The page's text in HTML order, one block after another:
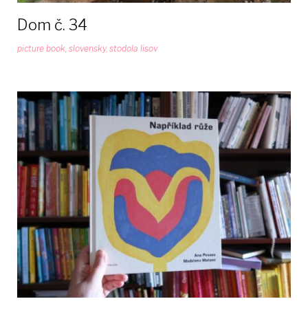
Dom č. 34
picture book, slovensky, stodola lisov